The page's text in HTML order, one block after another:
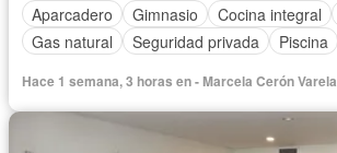
Aparcadero
Gimnasio Cocina integral
Gas natural
Seguridad privada Piscina
Hace 1 semana, 3 horas en - Marcela Cerón Varela